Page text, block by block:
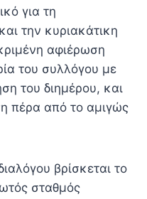
για τη
την κυριακάτικη
αφιέρωση
του συλλόγου με
του διημέρου, και
πέρα από το αμιγώς
βρίσκεται το
σταθμός